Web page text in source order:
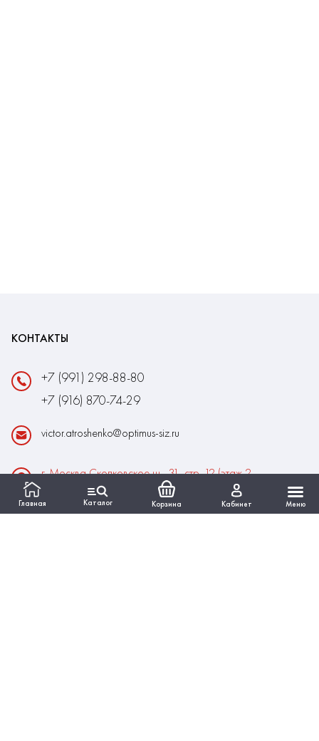
Главная Каталог Корзина Кабинет Меню
КОНТАКТЫ
+7 (991) 298-88-80
+7 (916) 870-74-29
victor.atroshenko@optimus-siz.ru
г. Москва Сколковское ш., 31, стр. 12 (этаж 2,
помещение 22)
Время работы: